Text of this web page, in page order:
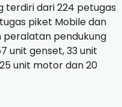
terdiri dari 224 petugas
piket Mobile dan
peralatan pendukung
unit genset, 33 unit
25 unit motor dan 20